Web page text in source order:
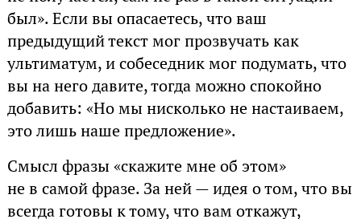
был». Если вы опасаетесь, что ваш
предыдущий текст мог прозвучать как
ультиматум, и собеседник мог подумать, что
вы на него давите, тогда можно спокойно
добавить: «Но мы нисколько не настаиваем,
это лишь наше предложение».
Смысл фразы «скажите мне об этом»
не в самой фразе. За ней — идея о том, что вы
всегда готовы к тому, что вам откажут,